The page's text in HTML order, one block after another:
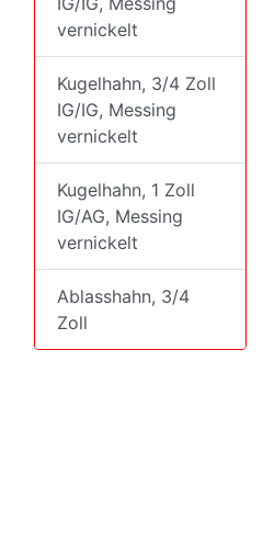
vernickelt
Kugelhahn, 3/4 Zoll
IG/IG, Messing
vernickelt
Kugelhahn, 1 Zoll
IG/AG, Messing
vernickelt
Ablasshahn, 3/4
Zoll